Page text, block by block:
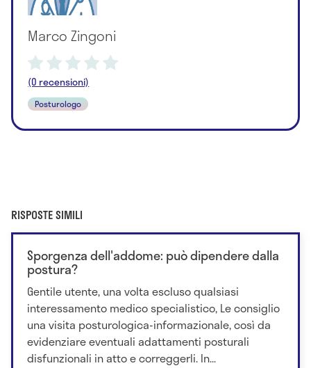
Marco Zingoni
(0 recensioni)
Posturologo
RISPOSTE SIMILI
Sporgenza dell'addome: può dipendere dalla
postura?
Gentile utente, una volta escluso qualsiasi
interessamento medico specialistico, Le consiglio
una visita posturologica-informazionale, così da
evidenziare eventuali adattamenti posturali
disfunzionali in atto e correggerli. In...